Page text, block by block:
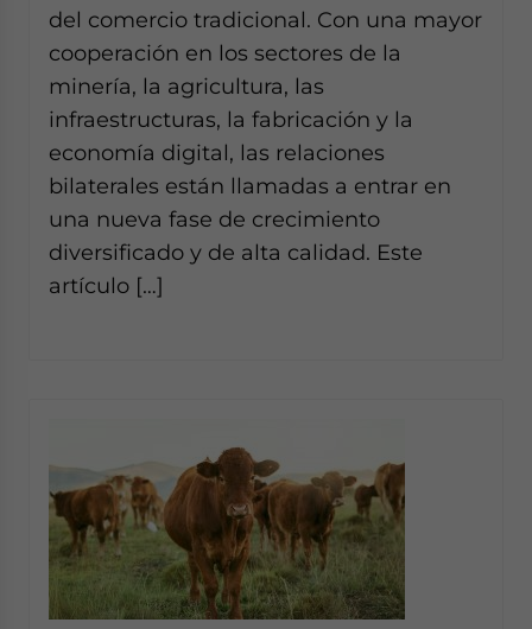
del comercio tradicional. Con una mayor
cooperación en los sectores de la
minería, la agricultura, las
infraestructuras, la fabricación y la
economía digital, las relaciones
bilaterales están llamadas a entrar en
una nueva fase de crecimiento
diversificado y de alta calidad. Este
artículo […]